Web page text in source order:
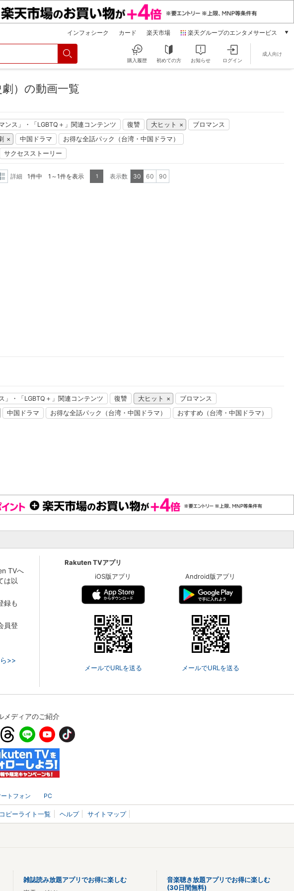
インフォシーク カード 楽天市場 楽天グループのエンタメサービス
本/ゲーム/CD/DVD
雑誌読み放題
楽天マガジン
動画配信
購入履歴 初めての方 お知らせ ログイン
成人向け
）の動画一覧
ンス」・「LGBTQ＋」関連コンテンツ 復讐 大ヒット
ブロマンス
中国ドラマ
お得な全話パック（台湾・中国ドラマ）
サクセスストーリー
詳細 1件中 1～1件を表示 1 表示数 30 60 90
」・「LGBTQ＋」関連コンテンツ 復讐 大ヒット
ブロマンス
中国ドラマ お得な全話パック（台湾・中国ドラマ）
おすすめ（台湾・中国ドラマ）
TVへ
は以
録も
員登
>>
Rakuten TVアプリ
iOS版アプリ
メールでURLを送る
Android版アプリ
メールでURLを送る
メディアのご紹介
ートフォン PC
コピーライト一覧 ヘルプ サイトマップ
雑誌読み放題アプリでお得に楽しむ
音楽聴き放題アプリでお得に楽しむ
(30日間無料)